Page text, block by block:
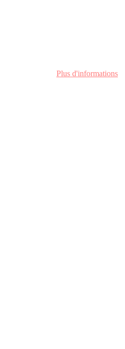
Plus d'informations